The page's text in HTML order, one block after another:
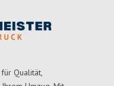
Qualität,